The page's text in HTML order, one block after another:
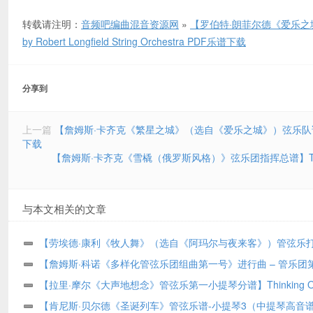
转载请注明： 音频吧编曲混音资源网 »
【罗伯特·朗菲尔德《爱乐
by Robert Longfield String Orchestra PDF乐谱下载
分享到
上一篇
【詹姆斯·卡齐克《繁星之城》（选自《爱乐之城》）弦
下载
【詹姆斯·卡齐克《雪橇（俄罗斯风格）》弦乐团指挥总
与本文相关的文章
【劳埃德·康利《牧人舞》（选自《阿玛尔与夜来客》）管弦乐
谱】Shepherd’s Dance (from Amahl and the Night Visitors) –
by Lloyd Conley Orchestra PDF乐谱下载
【詹姆斯·科诺《多样化管弦乐团组曲第一号》进行曲 – 管乐团
分谱】March from Suite for Variety Orchestra, No. 1 – Trombone
James Curnow Concert Band PDF乐谱下载
【拉里·摩尔《大声地想念》管弦乐第一小提琴分谱】Thinking
Loud – Violin 1 by Larry Moore Orchestra PDF乐谱下载
【肯尼斯·贝尔德《圣诞列车》管弦乐谱-小提琴3（中提琴高音